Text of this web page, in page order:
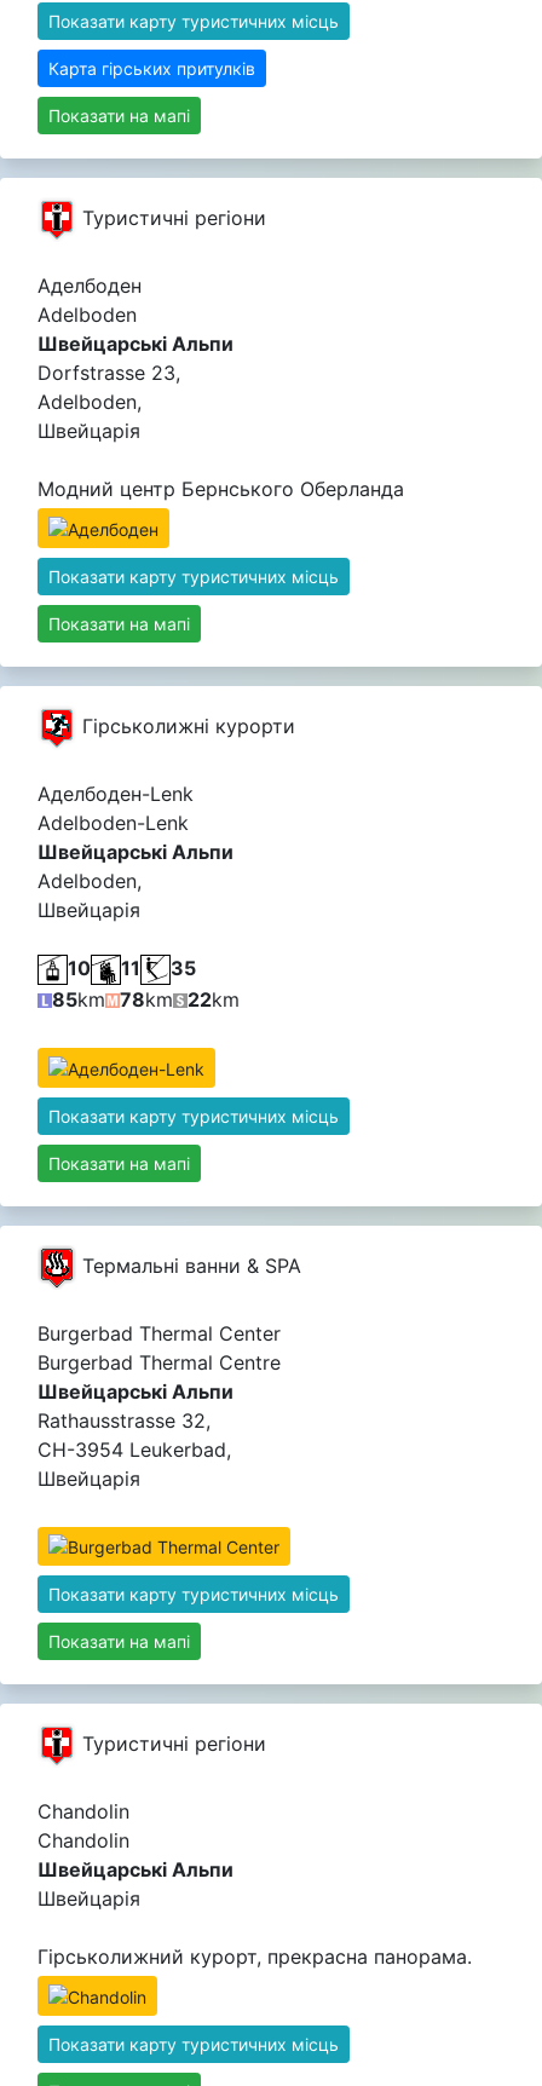
Показати карту туристичних місць
Карта гірських притулків
Показати на мапі
Туристичні регіони
Аделбоден
Adelboden
Швейцарські Альпи
Dorfstrasse 23,
Adelboden,
Швейцарія
Модний центр Бернського Оберланда
Показати карту туристичних місць
Показати на мапі
Гірськолижні курорти
Аделбоден-Lenk
Adelboden-Lenk
Швейцарські Альпи
Adelboden,
Швейцарія
10 11
35
85km 78km 22km
Показати карту туристичних місць
Показати на мапі
Термальні ванни & SPA
Burgerbad Thermal Center
Burgerbad Thermal Centre
Швейцарські Альпи
Rathausstrasse 32,
CH-3954 Leukerbad,
Швейцарія
Показати карту туристичних місць
Показати на мапі
Туристичні регіони
Chandolin
Chandolin
Швейцарські Альпи
Швейцарія
Гірськолижний курорт, прекрасна панорама.
Показати карту туристичних місць